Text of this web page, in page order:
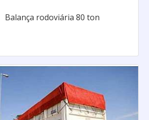
Balança rodoviária 80 ton